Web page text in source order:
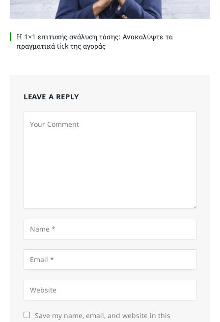
Η 1×1 επιτυχής ανάλυση τάσης: Ανακαλύψτε τα
πραγματικά tick της αγοράς
LEAVE A REPLY
Save my name, email, and website in this